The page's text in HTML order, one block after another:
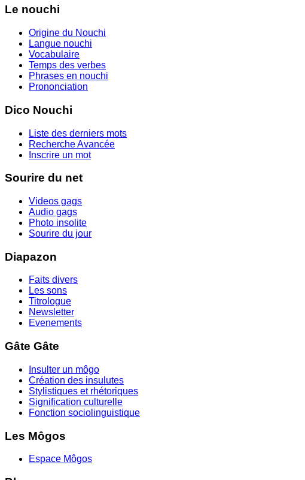
Le nouchi
Origine du Nouchi
Langue nouchi
Vocabulaire
Temps des verbes
Phrases en nouchi
Prononciation
Dico Nouchi
Liste des derniers mots
Recherche Avancée
Inscrire un mot
Sourire du net
Videos gags
Audio gags
Photo insolite
Sourire du jour
Diapazon
Faits divers
Les sons
Titrologue
Newsletter
Evenements
Gâte Gâte
Insulter un môgo
Création des insulutes
Stylistiques et rhétoriques
Signification culturelle
Fonction sociolinguistique
Les Môgos
Espace Môgos